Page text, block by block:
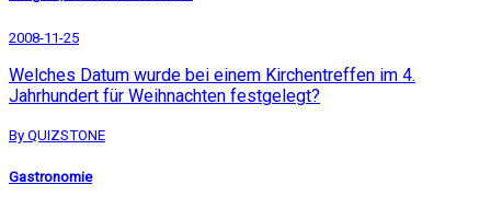
2008-11-25
Welches Datum wurde bei einem Kirchentreffen im 4.
Jahrhundert für Weihnachten festgelegt?
By QUIZSTONE
Gastronomie